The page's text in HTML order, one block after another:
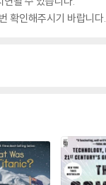
확인해주시기 바랍니다.